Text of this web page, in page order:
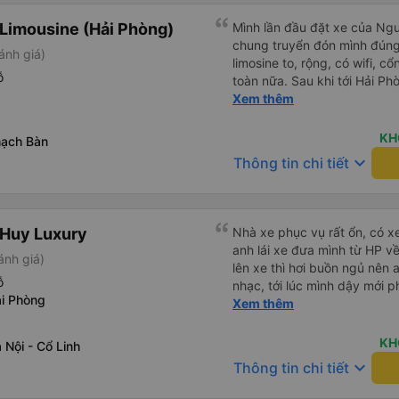
(Hải Phòng)
giá)
Bàn
Mình lần đầu đặt xe của
chung truyển đón mình đúng
limosine to, rộng, có wifi,
toàn nữa. Sau khi tới Hải
trung chuyển ( vf6) sạch sẽ,
Xem thêm
Thông tin chi tiết keyboard_arrow_down
Luxury
giá)
Phòng
Nội - Cổ Linh
Nhà xe phục vụ rất ổn, có
anh lái xe đưa mình từ HP
lên xe thì hơi buồn ngủ nên
nhạc, tới lúc mình dậy mới
thì anh đã ngay lập tức gọi
đó. Cảm ơn anh và nhà xe
Xem thêm
Thông tin chi tiết keyboard_arrow_down